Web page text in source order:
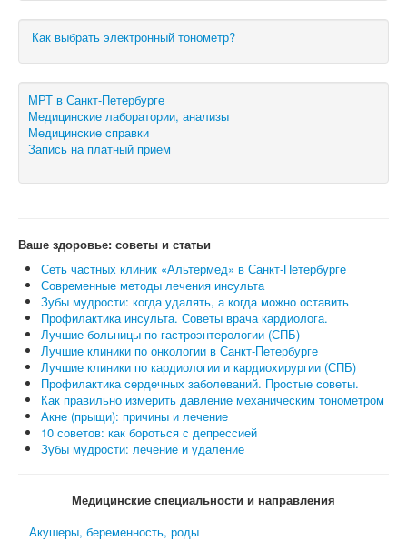
Как выбрать электронный тонометр?
МРТ в Санкт-Петербурге
Медицинские лаборатории, анализы
Медицинские справки
Запись на платный прием
Ваше здоровье: советы и статьи
Сеть частных клиник «Альтермед» в Санкт-Петербурге
Современные методы лечения инсульта
Зубы мудрости: когда удалять, а когда можно оставить
Профилактика инсульта. Советы врача кардиолога.
Лучшие больницы по гастроэнтерологии (СПБ)
Лучшие клиники по онкологии в Санкт-Петербурге
Лучшие клиники по кардиологии и кардиохирургии (СПБ)
Профилактика сердечных заболеваний. Простые советы.
Как правильно измерить давление механическим тонометром
Акне (прыщи): причины и лечение
10 советов: как бороться с депрессией
Зубы мудрости: лечение и удаление
Медицинские специальности и направления
Акушеры, беременность, роды